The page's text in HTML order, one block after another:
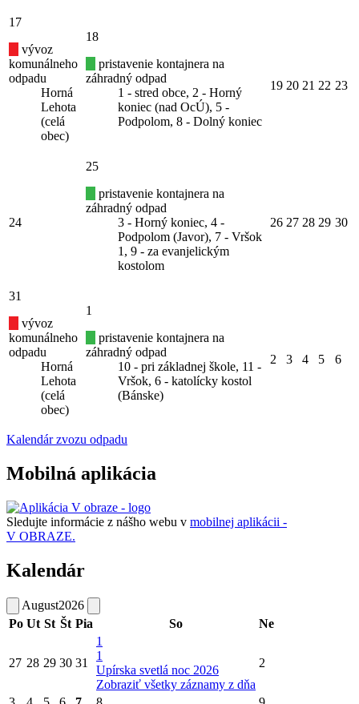
17
vývoz
komunálneho
odpadu
Horná
Lehota
(celá
obec)
18
pristavenie kontajnera na
záhradný odpad
1 - stred obce, 2 - Horný
koniec (nad OcÚ), 5 -
Podpolom, 8 - Dolný koniec
19 20 21 22 23
24
25
pristavenie kontajnera na
záhradný odpad
3 - Horný koniec, 4 -
Podpolom (Javor), 7 - Vršok
1, 9 - za evanjelickým
kostolom
26 27 28 29 30
31
vývoz
komunálneho
odpadu
Horná
Lehota
(celá
obec)
1
pristavenie kontajnera na
záhradný odpad
10 - pri základnej škole, 11 -
Vršok, 6 - katolícky kostol
(Bánske)
2 3 4 5 6
Kalendár zvozu odpadu
Mobilná aplikácia
Sledujte informácie z nášho webu v mobilnej aplikácii -
V OBRAZE.
Kalendár
August2026
Po Ut St Št Pia So Ne
27 28 29 30 31
1
1
Upírska svetlá noc 2026
Zobraziť všetky záznamy z dňa
2